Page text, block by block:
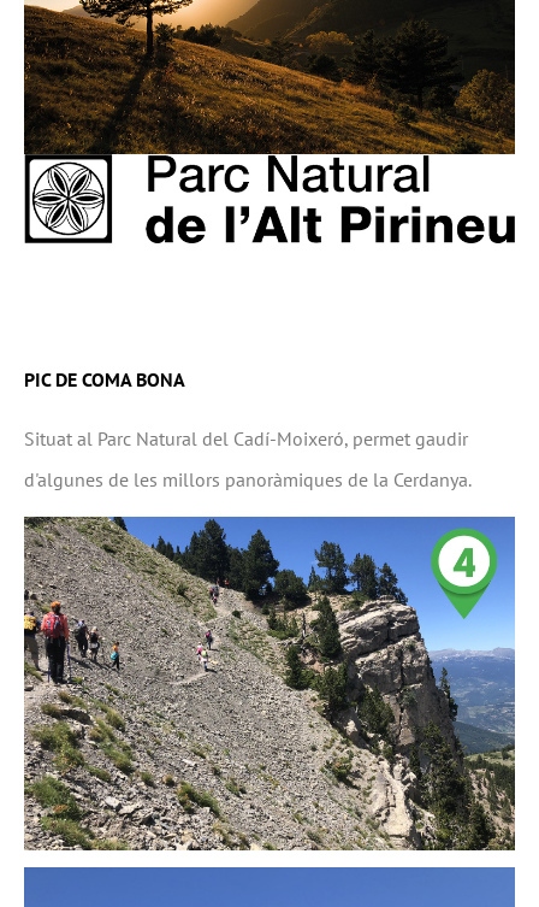
PIC DE COMA BONA
Situat al Parc Natural del Cadí-Moixeró, permet gaudir
d'algunes de les millors panoràmiques de la Cerdanya.